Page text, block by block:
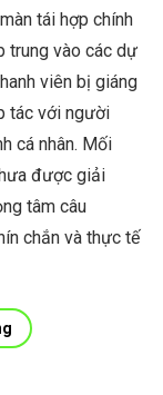
tái hợp chính
trung vào các dự
viên bị giáng
tác với người
cá nhân. Mối
được giải
tâm câu
chắn và thực tế